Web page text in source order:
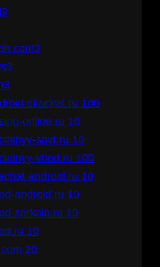
skachat.ru 100
online.ru 10
sayt.ru 10
vhod.ru 100
android.ru 10
android.ru 10
zerkalo.ru 10
10
20